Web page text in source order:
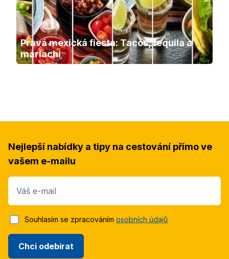
Pravá mexická fiesta: Tacos, tequila a
mariachi
Nejlepší nabídky a tipy na cestování přímo ve
vašem e-mailu
Váš e-mail
Chci odebírat
Souhlasím se zpracováním osobních údajů